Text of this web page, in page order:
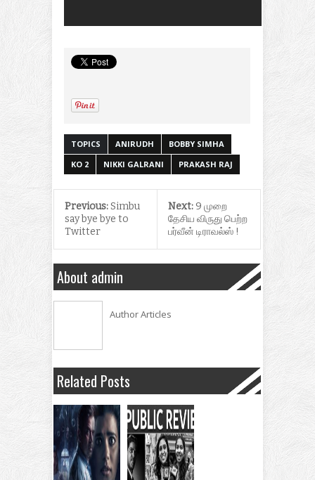
TOPICS ANIRUDH
BOBBY SIMHA
KO 2
NIKKI GALRANI PRAKASH RAJ
Previous:Simbu
say bye bye to
Twitter
Next: 9 முறை
தேசிய விருது பெற்ற
பர்வீன் டிராவல்ஸ் !
About admin
Author Articles
Related Posts